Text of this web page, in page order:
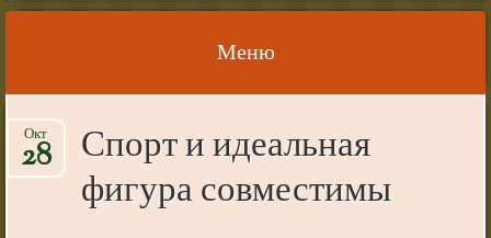
Меню
Skip to content
Спорт и идеальная
фигура совместимы
Окт
28